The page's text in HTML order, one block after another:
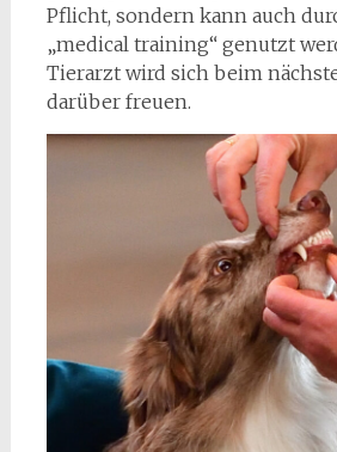
Pflicht, sondern kann auch
„medical training“ genutzt
Tierarzt wird sich beim
darüber freuen.